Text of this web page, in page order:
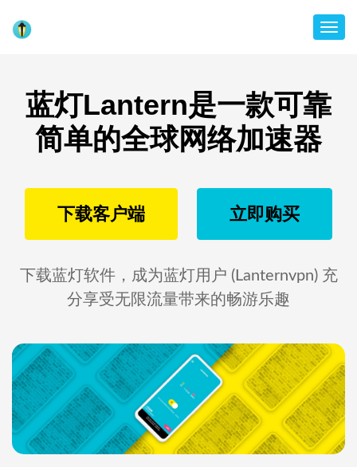
蓝灯Lantern是一款可靠
简单的全球网络加速器
下载客户端 立即购买
下载蓝灯软件，成为蓝灯用户 (Lanternvpn) 充
分享受无限流量带来的畅游乐趣